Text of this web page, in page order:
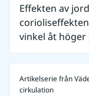
Effekten av
vinkel åt höger
Artikelserie från
cirkulation